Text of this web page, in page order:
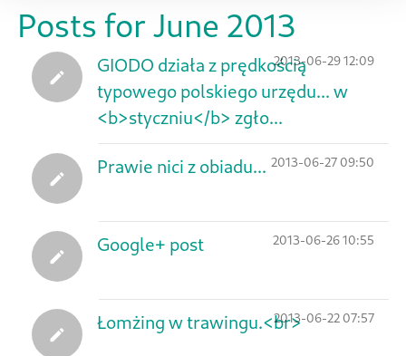
Posts for June 2013
2013-06-29 12:09
GIODO działa z prędkością
typowego polskiego urzędu... w
<b>styczniu</b> zgło...
2013-06-27 09:50
Prawie nici z obiadu...
2013-06-26 10:55
Google+ post
2013-06-22 07:57
Łomżing w trawingu.<br>